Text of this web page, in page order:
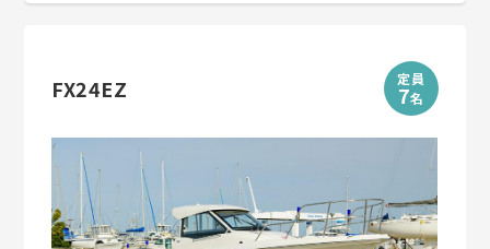
FX24EZ 定員
7名